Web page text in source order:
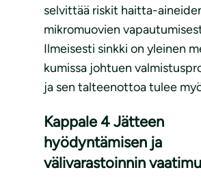
selvittää riskit haitta-
mikromuovien
Ilmeisesti sinkki on yleinen
kumissa johtuen
ja sen talteenottoa tulee
Kappale 4 Jätteen
hyödyntämisen ja
välivarastoinnin